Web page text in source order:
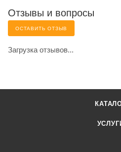
Отзывы и вопросы
ОСТАВИТЬ ОТЗЫВ
Загрузка отзывов...